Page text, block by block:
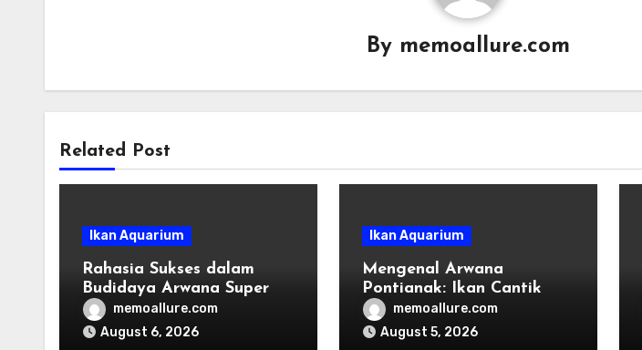
By memoallure.com
Related Post
Ikan Aquarium
Rahasia Sukses dalam
Budidaya Arwana Super
memoallure.com
August 6, 2026
Ikan Aquarium
Mengenal Arwana
Pontianak: Ikan Cantik
dengan Mitos Mengerikan
memoallure.com
August 5, 2026